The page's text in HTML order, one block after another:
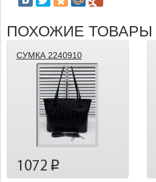
ПОХОЖИЕ ТОВАРЫ
СУМКА 2240910
1072 p